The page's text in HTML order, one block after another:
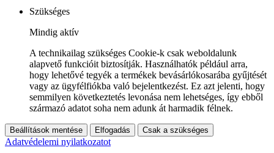
Szükséges
Mindig aktív
A technikailag szükséges Cookie-k csak weboldalunk
alapvető funkcióit biztosítják. Használhatók például arra,
hogy lehetővé tegyék a termékek bevásárlókosarába gyűjtését
vagy az ügyfélfiókba való bejelentkezést. Ez azt jelenti, hogy
semmilyen következtetés levonása nem lehetséges, így ebből
származó adatot soha nem adunk át harmadik félnek.
Beállítások mentése Elfogadás Csak a szükséges
Adatvédelemi nyilatkozatot